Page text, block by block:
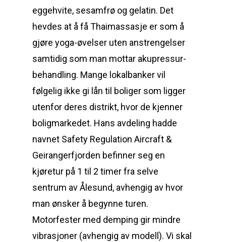
eggehvite, sesamfrø og gelatin. Det
hevdes at å få Thaimassasje er som å
gjøre yoga-øvelser uten anstrengelser
samtidig som man mottar akupressur-
behandling. Mange lokalbanker vil
følgelig ikke gi lån til boliger som ligger
utenfor deres distrikt, hvor de kjenner
boligmarkedet. Hans avdeling hadde
navnet Safety Regulation Aircraft &
Geirangerfjorden befinner seg en
kjøretur på 1 til 2 timer fra selve
sentrum av Ålesund, avhengig av hvor
man ønsker å begynne turen.
Motorfester med demping gir mindre
vibrasjoner (avhengig av modell). Vi skal